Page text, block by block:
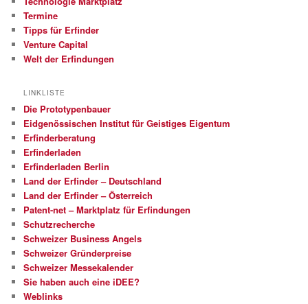
Termine
Tipps für Erfinder
Venture Capital
Welt der Erfindungen
LINKLISTE
Die Prototypenbauer
Eidgenössischen Institut für Geistiges Eigentum
Erfinderberatung
Erfinderladen
Erfinderladen Berlin
Land der Erfinder – Deutschland
Land der Erfinder – Österreich
Patent-net – Marktplatz für Erfindungen
Schutzrecherche
Schweizer Business Angels
Schweizer Gründerpreise
Schweizer Messekalender
Sie haben auch eine iDEE?
Weblinks